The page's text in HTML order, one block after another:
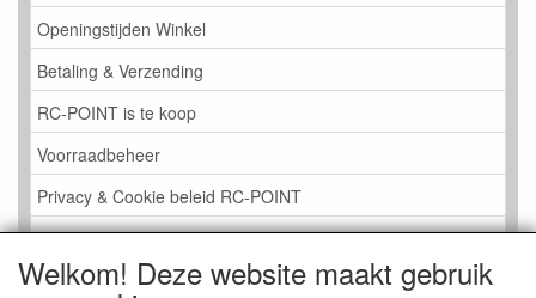
Openingstijden Winkel
Betaling & Verzending
RC-POINT is te koop
Voorraadbeheer
Privacy & Cookie beleid RC-POINT
LINK PAGINA
Gastenboek RC-POINT
Welkom! Deze website maakt gebruik